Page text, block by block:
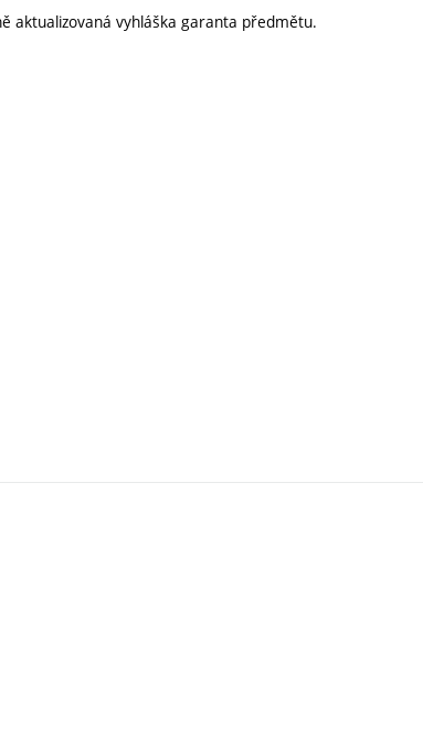
aktualizovaná vyhláška garanta předmětu.